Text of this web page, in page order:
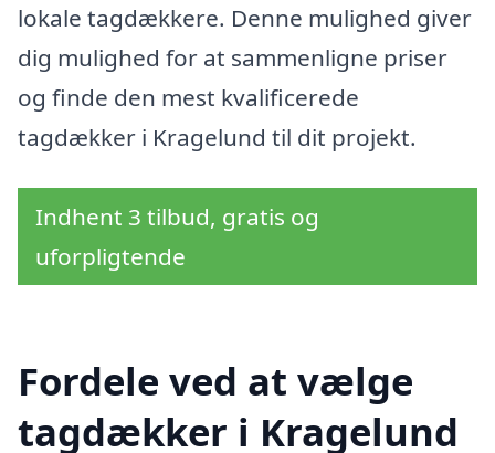
lokale tagdækkere. Denne mulighed giver
dig mulighed for at sammenligne priser
og finde den mest kvalificerede
tagdækker i Kragelund til dit projekt.
Indhent 3 tilbud, gratis og
uforpligtende
Fordele ved at vælge
tagdækker i Kragelund